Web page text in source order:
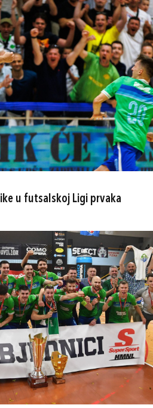
u futsalskoj Ligi prvaka